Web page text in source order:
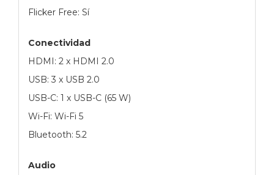
Flicker Free: Sí
Conectividad
HDMI: 2 x HDMI 2.0
USB: 3 x USB 2.0
USB-C: 1 x USB-C (65 W)
Wi-Fi: Wi-Fi 5
Bluetooth: 5.2
Audio